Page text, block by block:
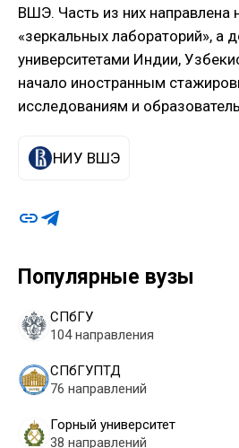
Популярные вузы
СПбГУ
104 направления
СПбГУПТД
76 направлений
Горный университет
38 направлений
ВШЭ. Часть из них направлена
«зеркальных лабораторий», а
университетами Индии,
начало иностранным
исследованиям и
НИУ ВШЭ